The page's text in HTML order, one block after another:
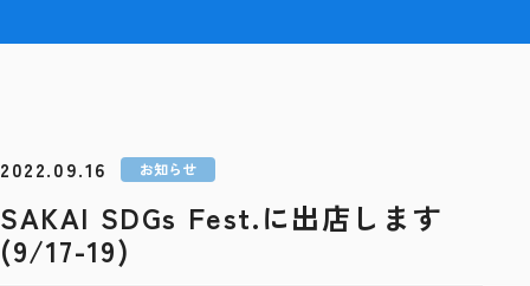
2022.09.16 お知らせ
SAKAI SDGs Fest.に出店します
(9/17-19)